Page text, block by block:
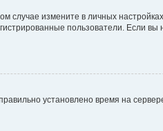
случае измените в личных
пользователи. Если
установлено время на